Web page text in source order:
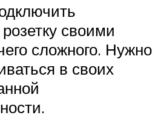
своими
сложного. Нужно
в своих